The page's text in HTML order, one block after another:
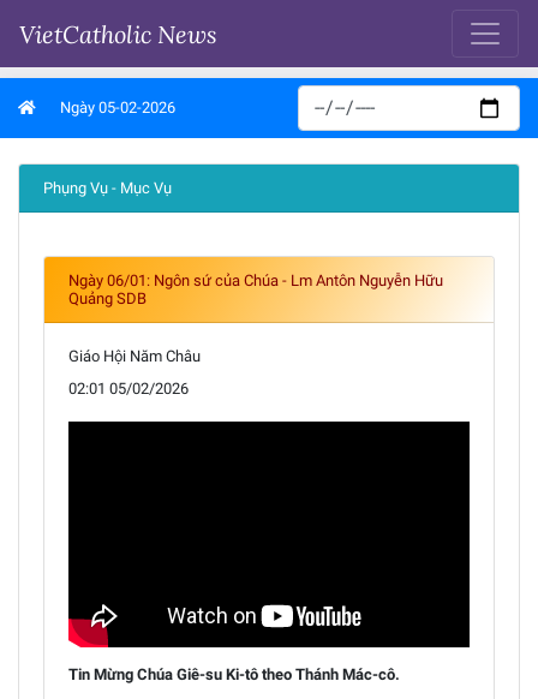
VietCatholic News
Ngày 05-02-2026
Phụng Vụ - Mục Vụ
Ngày 06/01: Ngôn sứ của Chúa - Lm Antôn Nguyễn Hữu
Quảng SDB
Giáo Hội Năm Châu
02:01 05/02/2026
Tin Mừng Chúa Giê-su Ki-tô theo Thánh Mác-cô.